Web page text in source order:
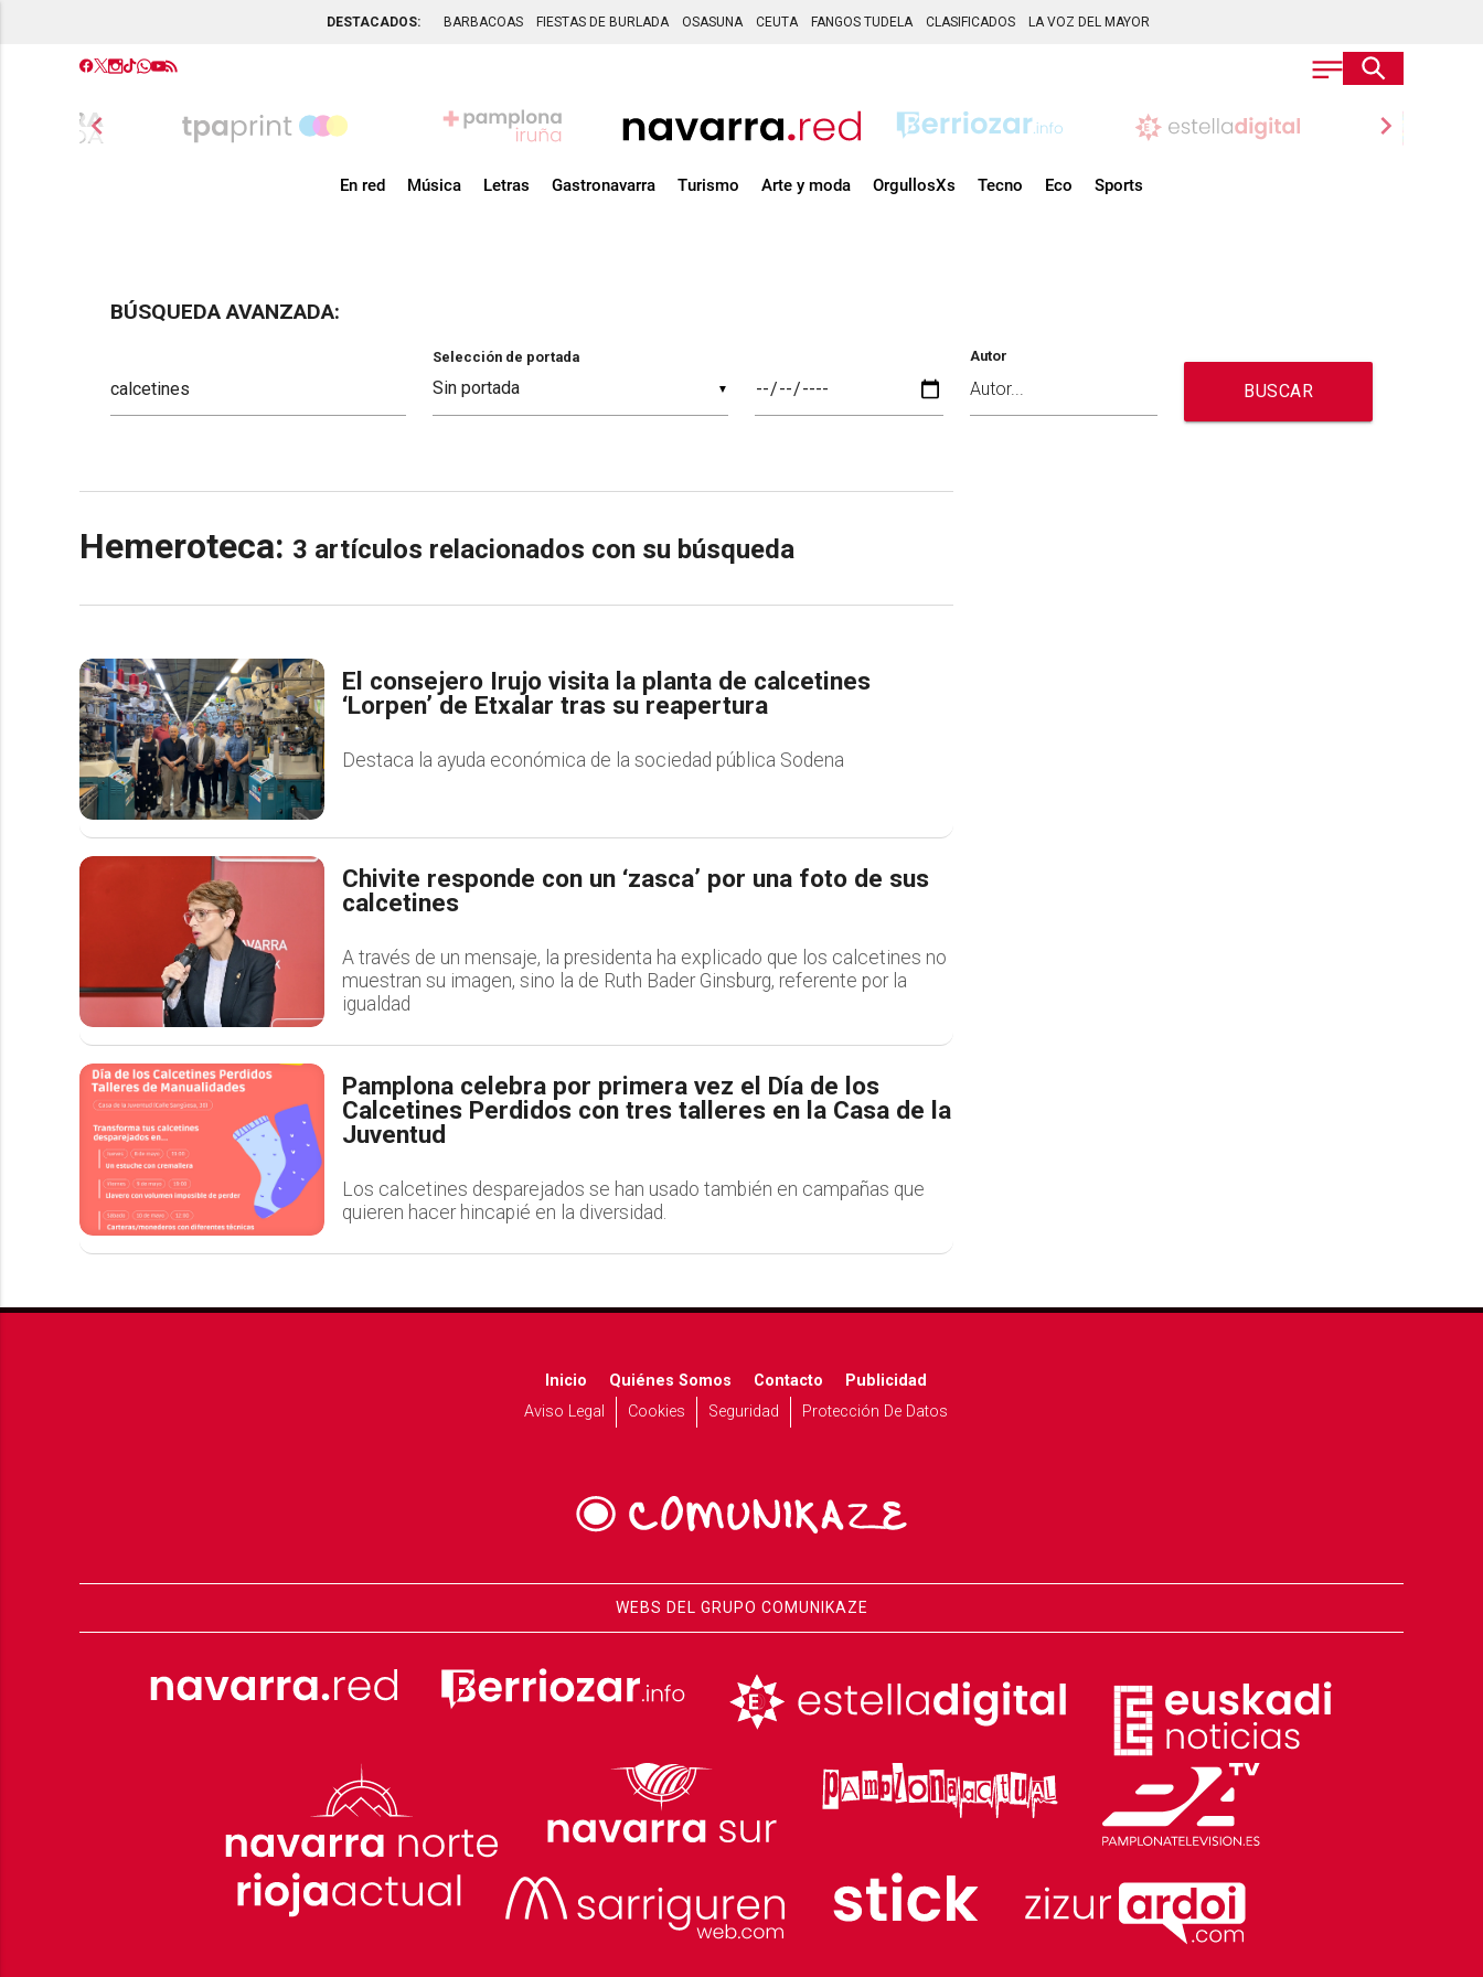
DESTACADOS: BARBACOAS FIESTAS DE BURLADA OSASUNA CEUTA FANGOS TUDELA CLASIFICADOS LA VOZ DEL MAYOR
chevron_left chevron_right
En red Música Letras Gastronavarra Turismo Arte y moda OrgullosXs Tecno Eco Sports
BÚSQUEDA AVANZADA:
▼
Selección de portada Autor
BUSCAR
Hemeroteca: 3 artículos relacionados con su búsqueda
El consejero Irujo visita la planta de calcetines
‘Lorpen’ de Etxalar tras su reapertura
Destaca la ayuda económica de la sociedad pública Sodena
Chivite responde con un ‘zasca’ por una foto de sus
calcetines
A través de un mensaje, la presidenta ha explicado que los calcetines no
muestran su imagen, sino la de Ruth Bader Ginsburg, referente por la
igualdad
Pamplona celebra por primera vez el Día de los
Calcetines Perdidos con tres talleres en la Casa de la
Juventud
Los calcetines desparejados se han usado también en campañas que
quieren hacer hincapié en la diversidad.
Inicio Quiénes Somos Contacto
Publicidad
Aviso Legal
Cookies Seguridad Protección De Datos
WEBS DEL GRUPO COMUNIKAZE